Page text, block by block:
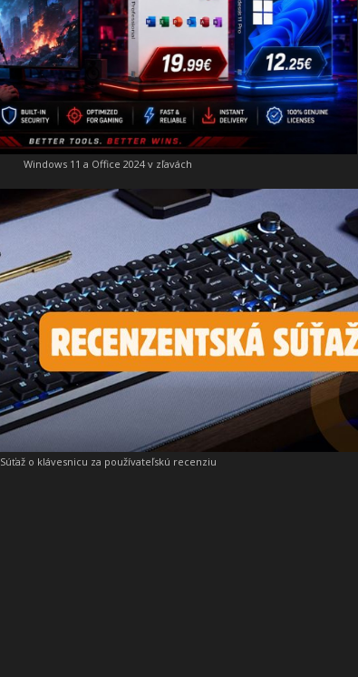
Windows 11 a Office 2024 v zľavách
Súťaž o klávesnicu za používateľskú recenziu